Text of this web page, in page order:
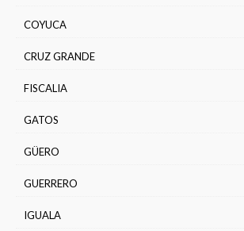
COYUCA
CRUZ GRANDE
FISCALIA
GATOS
GÜERO
GUERRERO
IGUALA